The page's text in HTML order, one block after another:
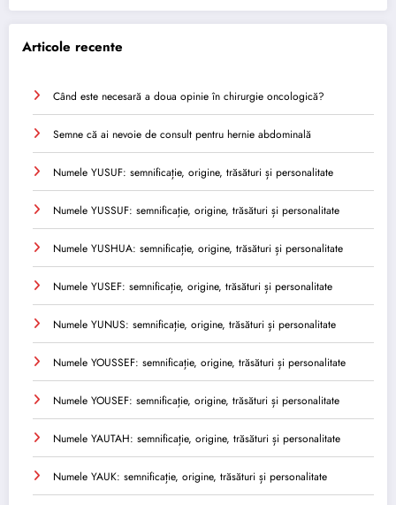
Articole recente
Când este necesară a doua opinie în chirurgie oncologică?
Semne că ai nevoie de consult pentru hernie abdominală
Numele YUSUF: semnificație, origine, trăsături și personalitate
Numele YUSSUF: semnificație, origine, trăsături și personalitate
Numele YUSHUA: semnificație, origine, trăsături și personalitate
Numele YUSEF: semnificație, origine, trăsături și personalitate
Numele YUNUS: semnificație, origine, trăsături și personalitate
Numele YOUSSEF: semnificație, origine, trăsături și personalitate
Numele YOUSEF: semnificație, origine, trăsături și personalitate
Numele YAUTAH: semnificație, origine, trăsături și personalitate
Numele YAUK: semnificație, origine, trăsături și personalitate